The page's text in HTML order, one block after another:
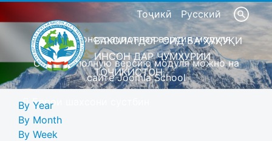
Тоҷикӣ Русский
Это демонстрационная версия модуля
Скачать полную версию модуля можно на
сайте Joomla School
Барои шахсони сустбин
ВАКОЛАТДОР ОИД БА ҲУҚУҚИ
ИНСОН ДАР ҶУМҲУРИИ
ТОҶИКИСТОН
By Year
By Month
By Week